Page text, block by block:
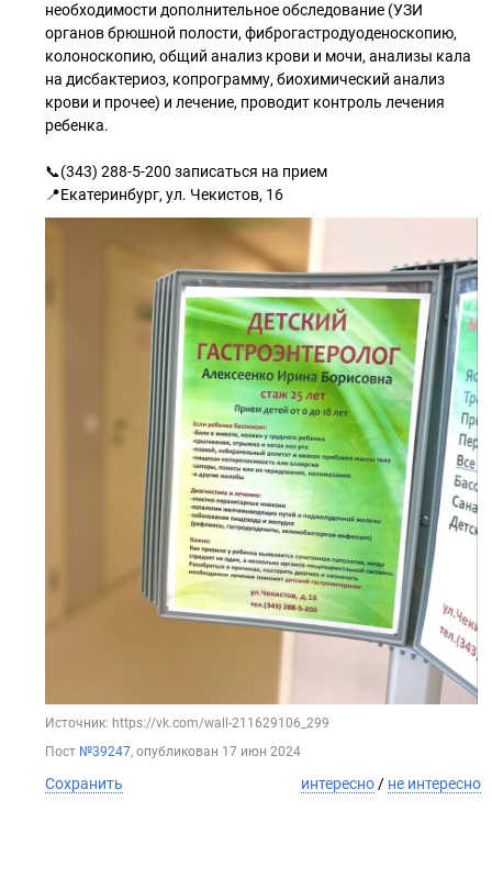
необходимости дополнительное обследование (УЗИ
органов брюшной полости, фиброгастродуоденоскопию,
колоноскопию, общий анализ крови и мочи, анализы кала
на дисбактериоз, копрограмму, биохимический анализ
крови и прочее) и лечение, проводит контроль лечения
ребенка.
📞(343) 288-5-200 записаться на прием
📍Екатеринбург, ул. Чекистов, 16
Источник: https://vk.com/wall-211629106_299
Пост №39247, опубликован 17 июн 2024
Сохранить интересно / не интересно